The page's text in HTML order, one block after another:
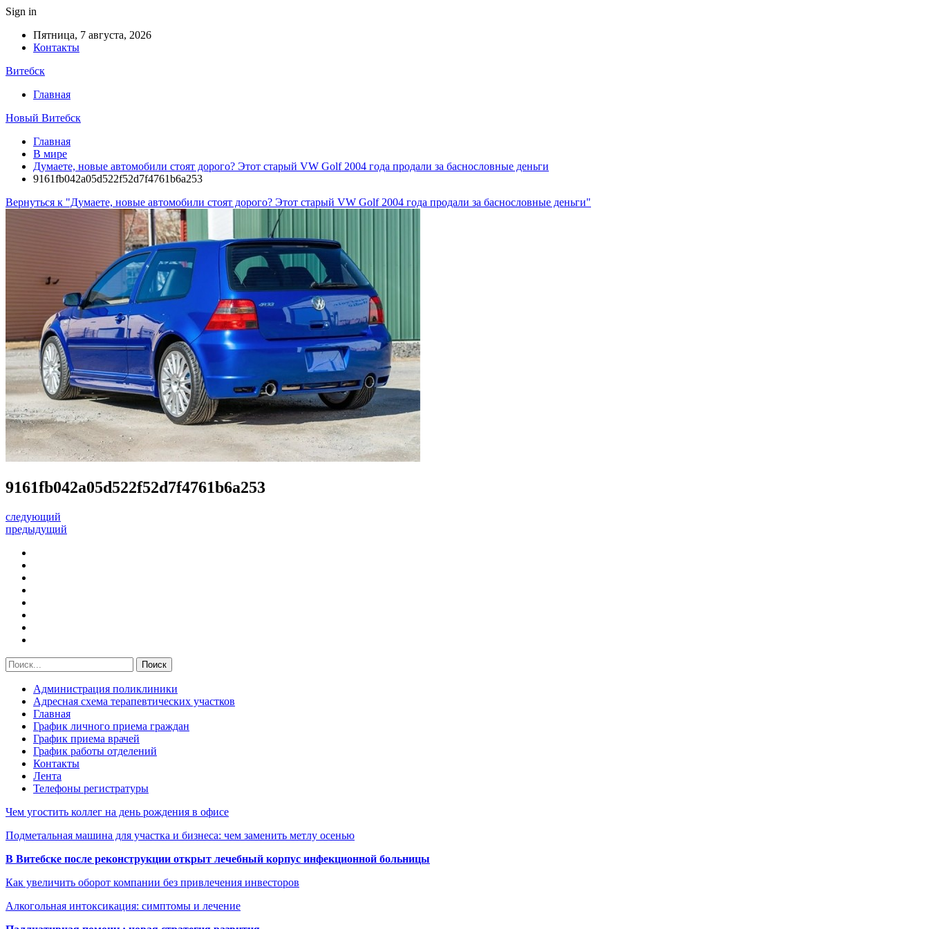
Sign in
Пятница, 7 августа, 2026
Контакты
Витебск
Главная
Новый Витебск
Главная
В мире
Думаете, новые автомобили стоят дорого? Этот старый VW Golf 2004 года продали за баснословные деньги
9161fb042a05d522f52d7f4761b6a253
Вернуться к "Думаете, новые автомобили стоят дорого? Этот старый VW Golf 2004 года продали за баснословные деньги"
9161fb042a05d522f52d7f4761b6a253
следующий
предыдущий
Администрация поликлиники
Адресная схема терапевтических участков
Главная
График личного приема граждан
График приема врачей
График работы отделений
Контакты
Лента
Телефоны регистратуры
Чем угостить коллег на день рождения в офисе
Подметальная машина для участка и бизнеса: чем заменить метлу осенью
В Витебске после реконструкции открыт лечебный корпус инфекционной больницы
Как увеличить оборот компании без привлечения инвесторов
Алкогольная интоксикация: симптомы и лечение